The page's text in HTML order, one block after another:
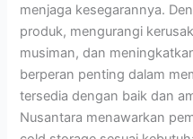
menjaga kesegarannya.
produk, mengurangi
musiman, dan
berperan penting dalam
tersedia dengan baik dan
Nusantara menawarkan